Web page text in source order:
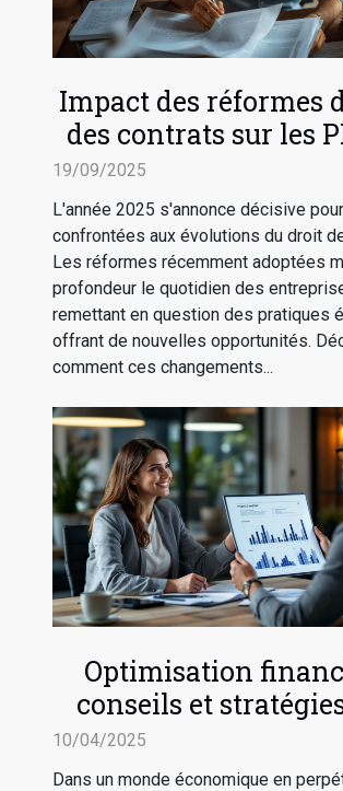
Impact des réformes
des contrats sur les
19/09/2025
L'année 2025 s'annonce décisive
confrontées aux évolutions du droit
Les réformes récemment adoptées
profondeur le quotidien des
remettant en question des pratiques
offrant de nouvelles opportunités.
comment ces changements...
Optimisation
conseils et
sécuriser l'avenir de
entreprise
10/04/2025
Dans un monde économique en